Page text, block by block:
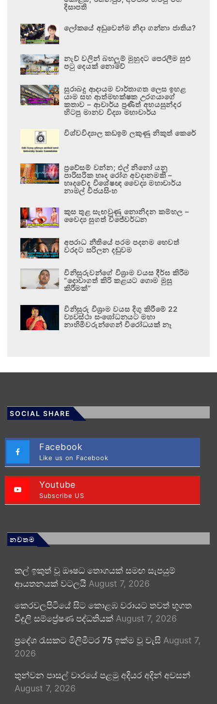
දිසාපති
ලෝකයේ අඩුවෙන්ම නිදා ගන්නා ජාතිය?
නැව් වලින් බහලුම් මුහුදට පෙරලීම සුළු
පටු දෙයක් නොවේ
සුරාබදු ආදායම වාර්තාගත ලෙස ඉහළ
යාම සහ ආත්මභක්ෂක උරගයාගේ
කතාව – ආචාර්ය ප්‍රණීත් අභයසුන්දර
හිටපු මානව විද්‍යා මහාචාර්ය
විශ්වවිද්‍යාල කඩඉම් ලකුණු නිකුත් කෙරේ
ප්‍රවේසම් වන්න; එල් නිනෝ යනු
පාරිසරික හෘද රෝග අවදානමකි –
හෘදවේද විශේෂඥ වෛද්‍ය මහාචාර්ය
නාමල් විජයසිංහ
කුස තුළ සැඟවුණු නොනිදන කම්හල –
වෛද්‍ය සුගත් විජේවර්ධන
අපරාධ නීතියේ පරම පදනම හෙවත්
වරදට සරිලන දඬුවම
විනිසුරුවන්ගේ විශ්‍රාම වයස දීර්ඝ කිරීම
“දොවාගත් කිරි කළයට ගොම මුසු
කිරීමක්”
විනිසුරු විශ්‍රාම වයස දිගු කිරීමේ 22
ව්‍යවස්ථා සංශෝධනයට මහා
නාහිමිවරුන්ගෙන් විරෝධයක් නෑ
SOCIAL SHARE
Facebook
Like us on Facebook
Youtube
Subscribe US
නවතම
කල් ඉකුත් වූ ඖෂධ තොගයක් සමඟ සැපයුම්
ආයතනයක් වටලයි August 7, 2026
කෙරවලපිටියේ සිට කොළඹ වරායට තවත් භූගත
විදුලි සම්ප්‍රේෂණ පද්ධතියක් August 7, 2026
ප්‍රදේශ රැසකට මිලිමීටර 75 ඉක්ම වූ වැසි August 7,
2026
තුන්වන පාසල් වාරයේ පළමු අදියර අදින් අවසන්
August 7, 2026